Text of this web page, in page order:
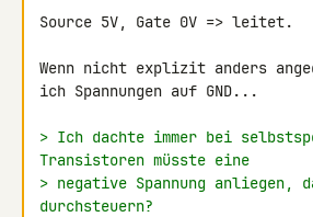
Source 5V, Gate 0V => leitet.
Wenn nicht explizit anders
ich Spannungen auf GND...
> Ich dachte immer bei
Transistoren müsste eine
> negative Spannung anliegen,
durchsteuern?